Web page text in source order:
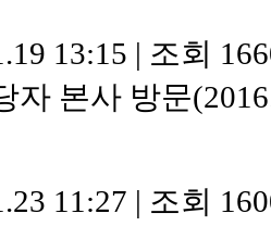
13:15 | 조회
자 본사 방문
11:27 | 조회